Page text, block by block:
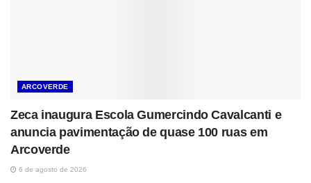
ARCOVERDE
Zeca inaugura Escola Gumercindo Cavalcanti e
anuncia pavimentação de quase 100 ruas em
Arcoverde
6 de agosto de 2026